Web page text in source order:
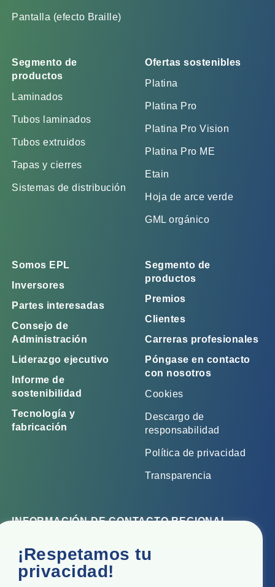
¡Respetamos tu
privacidad!
Pantalla (efecto Braille)
Segmento de
productos
Laminados
Tubos laminados
Tubos extruidos
Tapas y cierres
Sistemas de distribución
Ofertas sostenibles
Platina
Platina Pro
Platina Pro Vision
Platina Pro ME
Etain
Hoja de arce verde
GML orgánico
Somos EPL
Inversores
Partes interesadas
Consejo de
Administración
Liderazgo ejecutivo
Informe de
sostenibilidad
Tecnología y
fabricación
Segmento de
productos
Premios
Clientes
Carreras profesionales
Póngase en contacto
con nosotros
Cookies
Descargo de
responsabilidad
Política de privacidad
Transparencia
INFORMACIÓN DE CONTACTO REGIONAL
Oficina corporativa
Top Floor, Times Tower, Kamala City, Senapati Bapat
Marg, Lower Parel, Mumbai - 400 013, Maharashtra,